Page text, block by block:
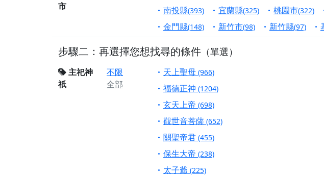
【桃園市 桃園蓮華寺】盂蘭盆中元報恩法會
願平安順遂的慈悲心意。
【桃園龜山 慈恩宮】丙午年梁皇寶懺法會，
【新北貢寮 南極玉明殿】中元普渡大法會，
下善緣。
【桃園慈善宮(天公廟)】中元普渡交給專業的
是「超級加倍」！
【台北北投 福慶宮】慶讚中元普渡法會，誠
【桃園龜山 慈恩宮】瑤池金母聖誕祝壽盛典
【桃園龜山 慈恩宮】丙午年慶讚中元普渡法
【新北八里 紫德宮】丙午年中元普渡讚普超
市
南投縣(393) 宜蘭縣(325) 桃園市(322)
金門縣(148) 新竹市(98) 新竹縣(97)
步驟二：再選擇您想找尋的條件 （單選）
主祀神
祇
不限
全部
天上聖母 (966)
福德正神 (1204)
玄天上帝 (698)
觀世音菩薩 (652)
關聖帝君 (455)
保生大帝 (238)
太子爺 (225)